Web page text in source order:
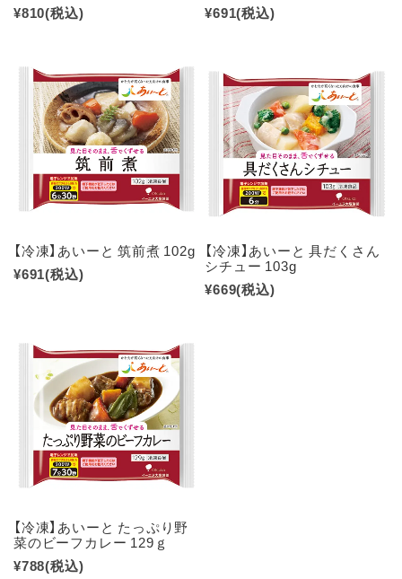
¥810(税込)
¥691(税込)
【冷凍】あいーと 筑前煮 102g
¥691(税込)
【冷凍】あいーと 具だくさん
シチュー 103g
¥669(税込)
【冷凍】あいーと たっぷり野
菜のビーフカレー 129ｇ
¥788(税込)